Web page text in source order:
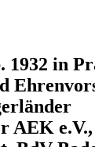
1932 in
AEK e.V.,